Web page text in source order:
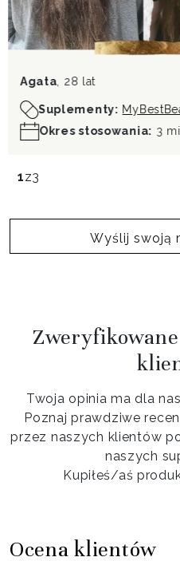
Agata, 28 lat
Suplementy:
Okres stosowania: 3
1z3
Wyślij swoją
Twoja opinia ma dla
Poznaj prawdziwe
przez naszych klientów
naszych
Kupiłeś/aś
Ocena klientów